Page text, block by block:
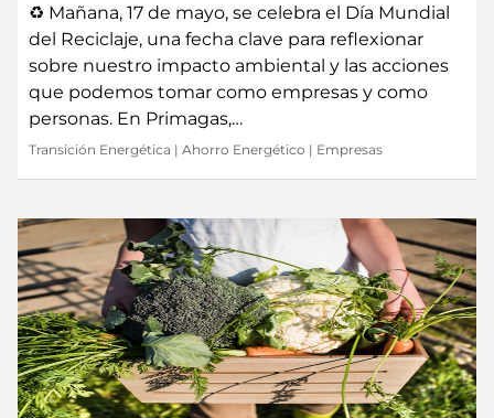
♻️ Mañana, 17 de mayo, se celebra el Día Mundial
del Reciclaje, una fecha clave para reflexionar
sobre nuestro impacto ambiental y las acciones
que podemos tomar como empresas y como
personas. En Primagas,…
Transición Energética | Ahorro Energético | Empresas